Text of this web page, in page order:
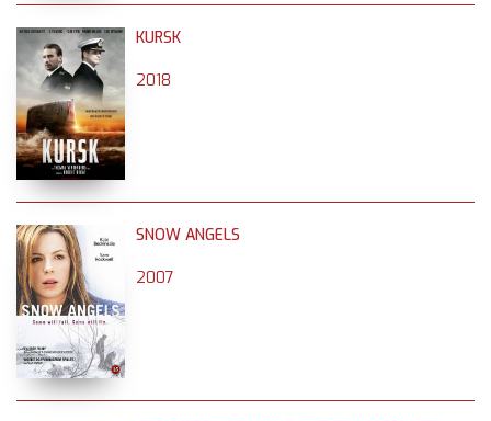
KURSK
2018
SNOW ANGELS
2007